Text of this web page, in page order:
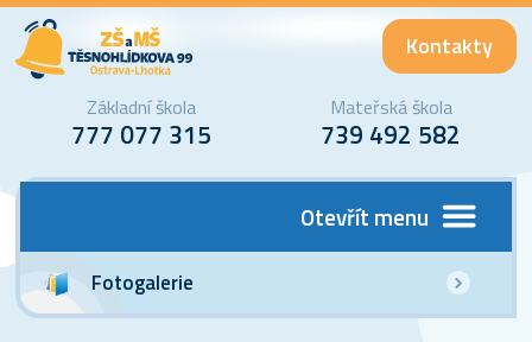
Kontakty
Základní škola
777 077 315
Mateřská škola
739 492 582
Otevřít menu
Fotogalerie